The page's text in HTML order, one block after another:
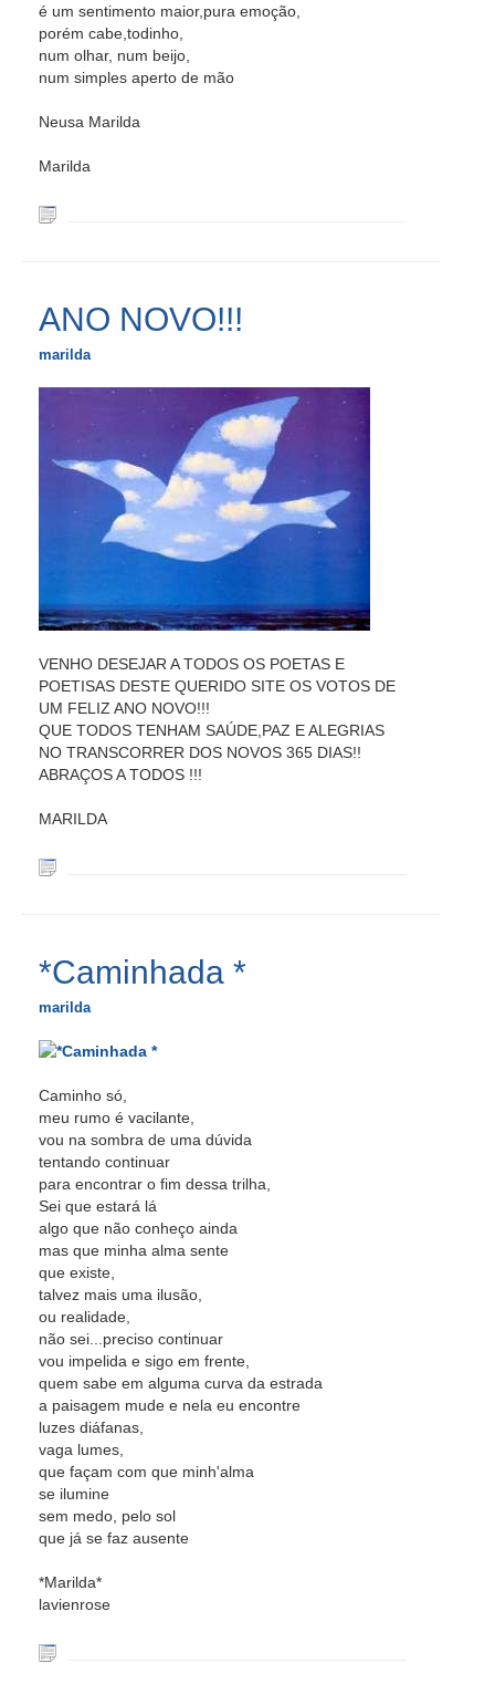
é um sentimento maior,pura emoção,
porém cabe,todinho,
num olhar, num beijo,
num simples aperto de mão
Neusa Marilda
Marilda
ANO NOVO!!!
marilda
VENHO DESEJAR A TODOS OS POETAS E
POETISAS DESTE QUERIDO SITE OS VOTOS DE
UM FELIZ ANO NOVO!!!
QUE TODOS TENHAM SAÚDE,PAZ E ALEGRIAS
NO TRANSCORRER DOS NOVOS 365 DIAS!!
ABRAÇOS A TODOS !!!
MARILDA
*Caminhada *
marilda
Caminho só,
meu rumo é vacilante,
vou na sombra de uma dúvida
tentando continuar
para encontrar o fim dessa trilha,
Sei que estará lá
algo que não conheço ainda
mas que minha alma sente
que existe,
talvez mais uma ilusão,
ou realidade,
não sei...preciso continuar
vou impelida e sigo em frente,
quem sabe em alguma curva da estrada
a paisagem mude e nela eu encontre
luzes diáfanas,
vaga lumes,
que façam com que minh'alma
se ilumine
sem medo, pelo sol
que já se faz ausente
*Marilda*
lavienrose